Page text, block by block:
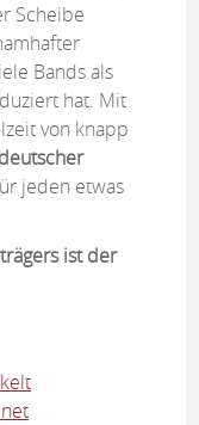
Scheibe
Bands als
hat. Mit
von knapp
jeden etwas
ist der